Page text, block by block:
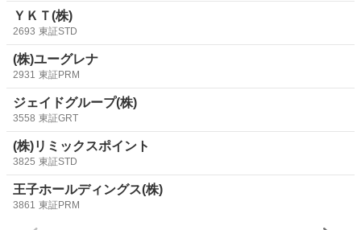
ＹＫＴ(株)
2693 東証STD
(株)ユーグレナ
2931 東証PRM
ジェイドグループ(株)
3558 東証GRT
(株)リミックスポイント
3825 東証STD
王子ホールディングス(株)
3861 東証PRM